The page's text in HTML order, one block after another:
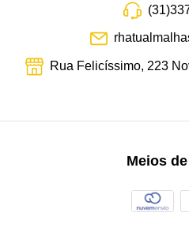
Rua Felicíssimo, 223
Meios